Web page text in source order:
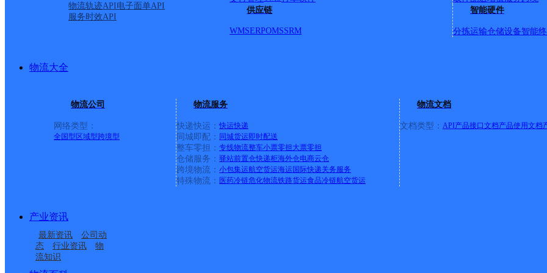
物流轨迹API电子面单API
服务时效API
供应链
WMSERPOMSSRM
智能硬件
分拣运输仓储设备智能
物流大全
物流公司
网络类型：
全国型 区域型跨境型
物流服务
快递快运： 快运快递
同城即配： 同城货运即时配送
整车零担： 专线物流整车小票零担大票零担
仓储服务： 驿站前置仓快递柜海外仓电商云仓
跨境物流： 小包集运航空货运海运 国际快递关务服务
特殊物流： 医药冷链危化物流铁路货运食品冷链航空货运
物流文档
文档类型： API产品接口文档产品使用文档
产业资讯
最新资讯
公司动
态
行业资讯
物
流知识
罗庄龙潭分部
派送范围:-
详情
派送范围:金雀山街道,兰山街道,银雀山街道详情
地址：临沂市河东区温泉路与中昇街交汇处路东往北200米路东沿街
UH临沂罗庄罗西
优速快递 更多号码地址：临沂市罗庄区俄黄路40号
派送范围:-详情